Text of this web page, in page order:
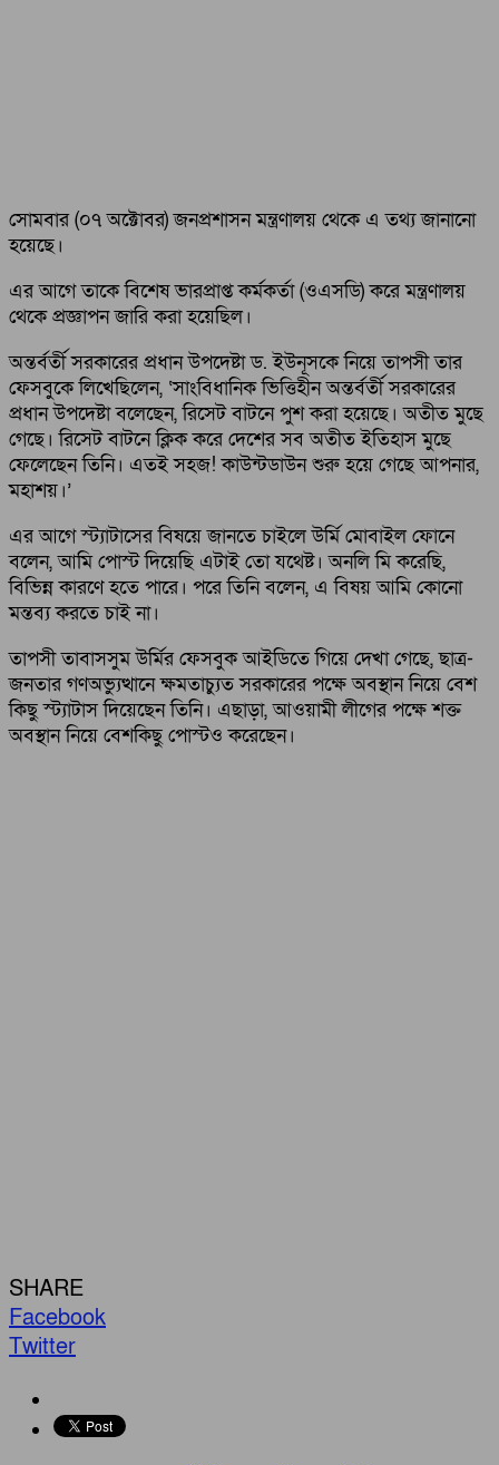
সোমবার (০৭ অক্টোবর) জনপ্রশাসন মন্ত্রণালয় থেকে এ তথ্য জানানো
হয়েছে।
এর আগে তাকে বিশেষ ভারপ্রাপ্ত কর্মকর্তা (ওএসডি) করে মন্ত্রণালয়
থেকে প্রজ্ঞাপন জারি করা হয়েছিল।
অন্তর্বর্তী সরকারের প্রধান উপদেষ্টা ড. ইউনূসকে নিয়ে তাপসী তার
ফেসবুকে লিখেছিলেন, ‘সাংবিধানিক ভিত্তিহীন অন্তর্বর্তী সরকারের
প্রধান উপদেষ্টা বলেছেন, রিসেট বাটনে পুশ করা হয়েছে। অতীত মুছে
গেছে। রিসেট বাটনে ক্লিক করে দেশের সব অতীত ইতিহাস মুছে
ফেলেছেন তিনি। এতই সহজ! কাউন্টডাউন শুরু হয়ে গেছে আপনার,
মহাশয়।’
এর আগে স্ট্যাটাসের বিষয়ে জানতে চাইলে উর্মি মোবাইল ফোনে
বলেন, আমি পোস্ট দিয়েছি এটাই তো যথেষ্ট। অনলি মি করেছি,
বিভিন্ন কারণে হতে পারে। পরে তিনি বলেন, এ বিষয় আমি কোনো
মন্তব্য করতে চাই না।
তাপসী তাবাসসুম উর্মির ফেসবুক আইডিতে গিয়ে দেখা গেছে, ছাত্র-
জনতার গণঅভ্যুত্থানে ক্ষমতাচ্যুত সরকারের পক্ষে অবস্থান নিয়ে বেশ
কিছু স্ট্যাটাস দিয়েছেন তিনি। এছাড়া, আওয়ামী লীগের পক্ষে শক্ত
অবস্থান নিয়ে বেশকিছু পোস্টও করেছেন।
SHARE
Facebook
Twitter